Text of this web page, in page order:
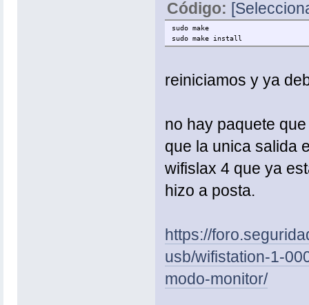
Código:
sudo make
sudo make install
reiniciamos y ya
no hay paquete
que la unica salida
wifislax 4 que ya
hizo a posta.
https://
usb/wifistation-1-
modo-monitor/